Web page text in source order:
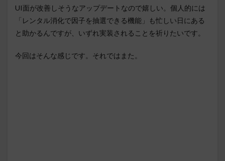
UI面が改善しそうなアップデートなので嬉しい。個人的には
「レンタル消化で因子を抽選できる機能」も忙しい日にある
と助かるんですが、いずれ実装されることを祈りたいです。
今回はそんな感じです。それではまた。